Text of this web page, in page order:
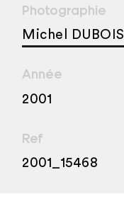
Photographie
Michel DUBOIS
Année
2001
Ref
2001_15468